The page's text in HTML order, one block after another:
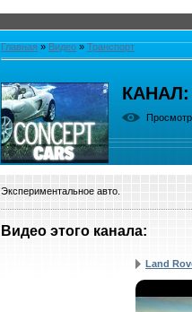
Главная » Видео » Транспорт
КАНАЛ:
Экспериментальное авто.
Видео этого канала:
Land